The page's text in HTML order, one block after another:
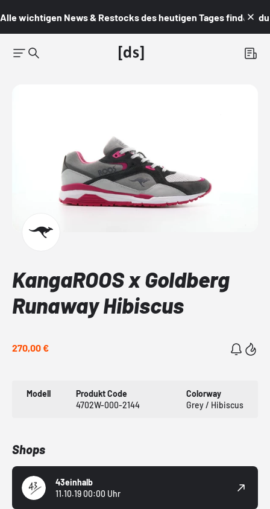
Alle wichtigen News & Restocks des heutigen Tages findest du
KangaROOS x Goldberg
Runaway Hibiscus
270,00 €
Modell
Produkt Code
4702W-000-2144
Colorway
Grey / Hibiscus
Shops
43einhalb
11.10.19 00:00 Uhr